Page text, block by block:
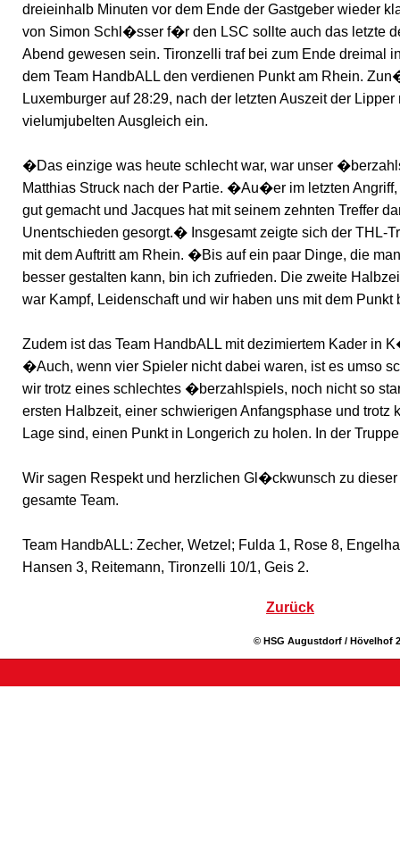
dreieinhalb Minuten vor dem Ende der Gastgeber wieder
von Simon Schl�sser f�r den LSC sollte auch das letzte
Abend gewesen sein. Tironzelli traf bei zum Ende dreimal
dem Team HandbALL den verdienen Punkt am Rhein.
Luxemburger auf 28:29, nach der letzten Auszeit der Lipper
vielumjubelten Ausgleich ein.
�Das einzige was heute schlecht war, war unser
Matthias Struck nach der Partie. �Au�er im letzten
gut gemacht und Jacques hat mit seinem zehnten Treffer
Unentschieden gesorgt.� Insgesamt zeigte sich der THL-
mit dem Auftritt am Rhein. �Bis auf ein paar Dinge, die
besser gestalten kann, bin ich zufrieden. Die zweite
war Kampf, Leidenschaft und wir haben uns mit dem
Zudem ist das Team HandbALL mit dezimiertem Kader in
�Auch, wenn vier Spieler nicht dabei waren, ist es umso
wir trotz eines schlechtes �berzahlspiels, noch nicht so
ersten Halbzeit, einer schwierigen Anfangsphase und trotz
Lage sind, einen Punkt in Longerich zu holen. In der
Wir sagen Respekt und herzlichen Gl�ckwunsch zu
gesamte Team.
Team HandbALL: Zecher, Wetzel; Fulda 1, Rose 8,
Hansen 3, Reitemann, Tironzelli 10/1, Geis 2.
Zurück
© HSG Augustdorf / Hövelhof